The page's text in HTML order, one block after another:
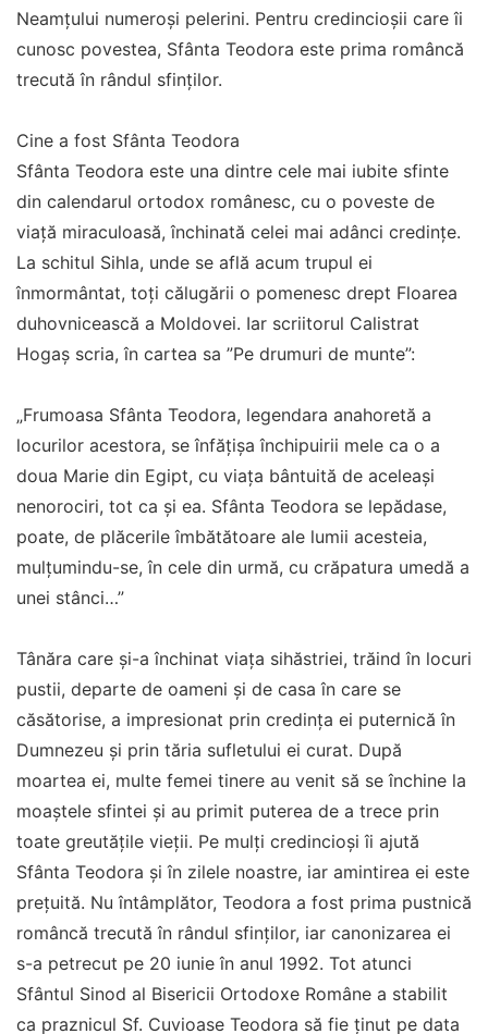
Neamțului numeroși pelerini. Pentru credincioșii care îi
cunosc povestea, Sfânta Teodora este prima româncă
trecută în rândul sfinților.
Cine a fost Sfânta Teodora
Sfânta Teodora este una dintre cele mai iubite sfinte
din calendarul ortodox românesc, cu o poveste de
viață miraculoasă, închinată celei mai adânci credințe.
La schitul Sihla, unde se află acum trupul ei
înmormântat, toți călugării o pomenesc drept Floarea
duhovnicească a Moldovei. Iar scriitorul Calistrat
Hogaș scria, în cartea sa ”Pe drumuri de munte”:
„Frumoasa Sfânta Teodora, legendara anahoretă a
locurilor acestora, se înfățișa închipuirii mele ca o a
doua Marie din Egipt, cu viața bântuită de aceleași
nenorociri, tot ca și ea. Sfânta Teodora se lepădase,
poate, de plăcerile îmbătătoare ale lumii acesteia,
mulțumindu-se, în cele din urmă, cu crăpatura umedă a
unei stânci…”
Tânăra care și-a închinat viața sihăstriei, trăind în locuri
pustii, departe de oameni și de casa în care se
căsătorise, a impresionat prin credința ei puternică în
Dumnezeu și prin tăria sufletului ei curat. După
moartea ei, multe femei tinere au venit să se închine la
moaștele sfintei și au primit puterea de a trece prin
toate greutățile vieții. Pe mulți credincioși îi ajută
Sfânta Teodora și în zilele noastre, iar amintirea ei este
prețuită. Nu întâmplător, Teodora a fost prima pustnică
româncă trecută în rândul sfinților, iar canonizarea ei
s-a petrecut pe 20 iunie în anul 1992. Tot atunci
Sfântul Sinod al Bisericii Ortodoxe Române a stabilit
ca praznicul Sf. Cuvioase Teodora să fie ținut pe data